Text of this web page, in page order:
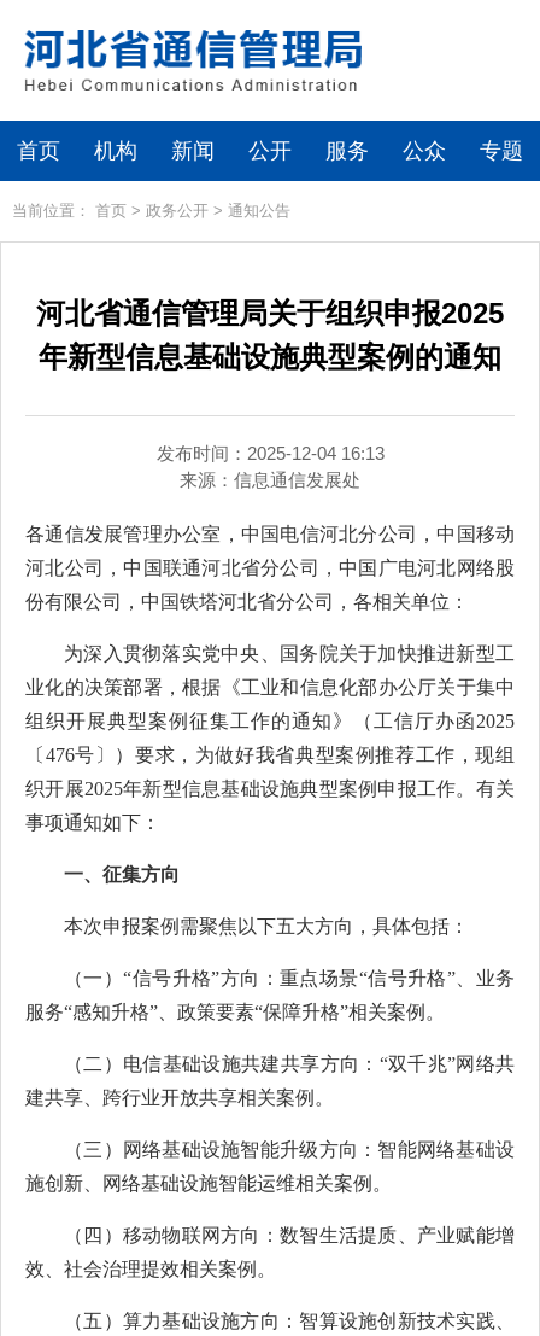
首页 机构 新闻 公开 服务 公众 专题
当前位置： 首页 > 政务公开 > 通知公告
河北省通信管理局关于组织申报2025
年新型信息基础设施典型案例的通知
发布时间：2025-12-04 16:13
来源： 信息通信发展处
各通信发展管理办公室，中国电信河北分公司，中国移动
河北公司，中国联通河北省分公司，中国广电河北网络股
份有限公司，中国铁塔河北省分公司，各相关单位：
为深入贯彻落实党中央、国务院关于加快推进新型工
业化的决策部署，根据《工业和信息化部办公厅关于集中
组织开展典型案例征集工作的通知》（工信厅办函2025
〔 476号 〕 ）要求，为做好我省典型案例推荐工作，现组
织开展2025年新型信息基础设施典型案例申报工作。有关
事项通知如下：
一、征集方向
本次申报案例需聚焦以下五大方向，具体包括：
（一）“信号升格”方向：重点场景“信号升格”、业务
服务“感知升格”、政策要素“保障升格”相关案例。
（二）电信基础设施共建共享方向：“双千兆”网络共
建共享、跨行业开放共享相关案例。
（三）网络基础设施智能升级方向：智能网络基础设
施创新、网络基础设施智能运维相关案例。
（四）移动物联网方向：数智生活提质、产业赋能增
效、社会治理提效相关案例。
（五）算力基础设施方向：智算设施创新技术实践、